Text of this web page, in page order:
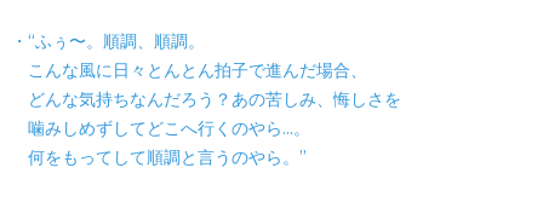
・“ふぅ〜。順調、順調。
こんな風に日々とんとん拍子で進んだ場合、
どんな気持ちなんだろう？あの苦しみ、悔しさを
噛みしめずしてどこへ行くのやら…。
何をもってして順調と言うのやら。”